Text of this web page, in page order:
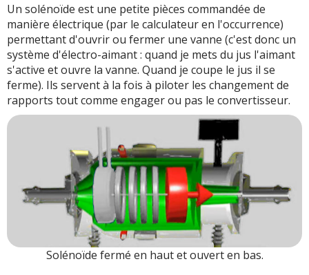
Un solénoïde est une petite pièces commandée de
manière électrique (par le calculateur en l'occurrence)
permettant d'ouvrir ou fermer une vanne (c'est donc un
système d'électro-aimant : quand je mets du jus l'aimant
s'active et ouvre la vanne. Quand je coupe le jus il se
ferme). Ils servent à la fois à piloter les changement de
rapports tout comme engager ou pas le convertisseur.
Solénoïde fermé en haut et ouvert en bas.